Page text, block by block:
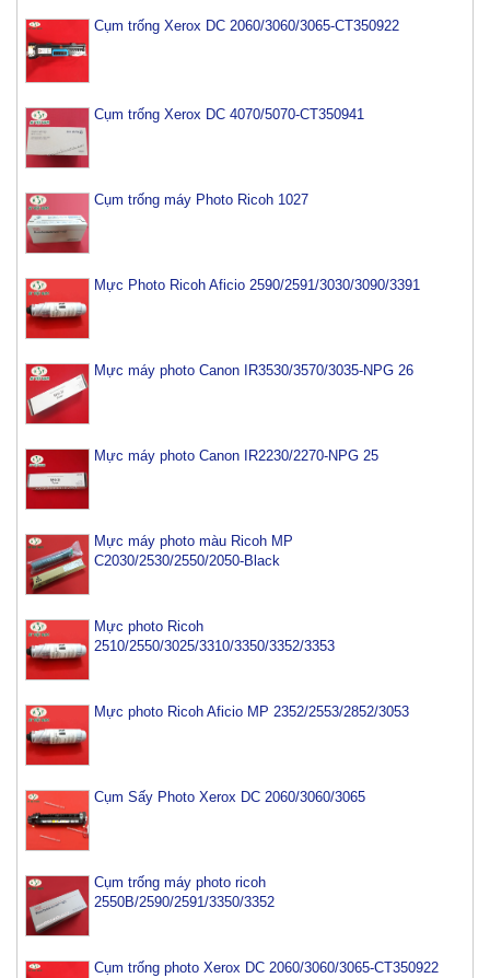
Cụm trống Xerox DC 2060/3060/3065-CT350922
Cụm trống Xerox DC 4070/5070-CT350941
Cụm trống máy Photo Ricoh 1027
Mực Photo Ricoh Aficio 2590/2591/3030/3090/3391
Mực máy photo Canon IR3530/3570/3035-NPG 26
Mực máy photo Canon IR2230/2270-NPG 25
Mực máy photo màu Ricoh MP
C2030/2530/2550/2050-Black
Mực photo Ricoh
2510/2550/3025/3310/3350/3352/3353
Mực photo Ricoh Aficio MP 2352/2553/2852/3053
Cụm Sấy Photo Xerox DC 2060/3060/3065
Cụm trống máy photo ricoh
2550B/2590/2591/3350/3352
Cụm trống photo Xerox DC 2060/3060/3065-CT350922